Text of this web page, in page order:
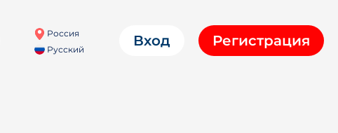
Россия
Русский
Вход Регистрация